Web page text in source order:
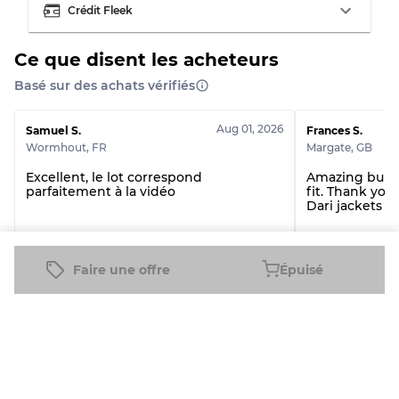
Faire une offre Épuisé
Crédit Fleek
Ce que disent les acheteurs
Basé sur des achats vérifiés
Samuel S.
Wormhout, FR
Aug 01, 2026
Excellent, le lot correspond
parfaitement à la vidéo
Frances S.
Margate, GB
Amazing
fit. Thank
Dari jackets